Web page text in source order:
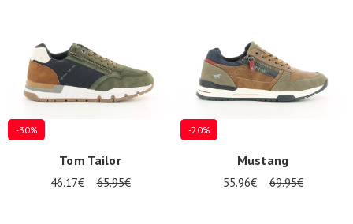
-30%
Tom Tailor
46.17€ 65.95€
-20%
Mustang
55.96€ 69.95€